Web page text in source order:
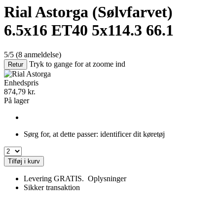
Rial Astorga (Sølvfarvet)
6.5x16 ET40 5x114.3 66.1
5/5 (8 anmeldelse)
Retur Tryk to gange for at zoome ind
Enhedspris
874,79 kr.
På lager
Sørg for, at dette passer: identificer dit køretøj
Tilføj i kurv
Levering GRATIS. Oplysninger
Sikker transaktion